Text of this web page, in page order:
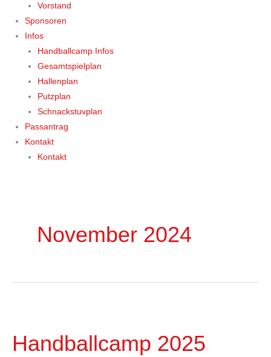
Vorstand
Sponsoren
Infos
Handballcamp Infos
Gesamtspielplan
Hallenplan
Putzplan
Schnackstuvplan
Passantrag
Kontakt
Kontakt
November 2024
Handballcamp 2025
ausgebucht